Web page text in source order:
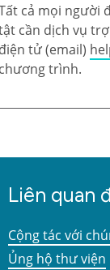
cả mọi người
cần dịch vụ
tử (email)
trình.
Liên quan
Cộng tác với
Ủng hộ thư viện